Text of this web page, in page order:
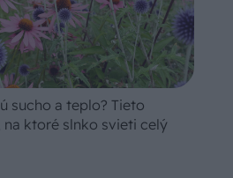
sucho a teplo? Tieto
ktoré slnko svieti celý